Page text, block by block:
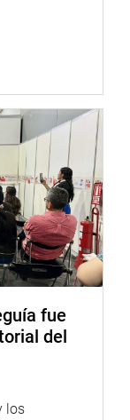
fue
del
los